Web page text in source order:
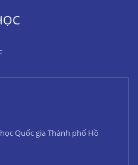
Quốc gia Thành phố Hồ